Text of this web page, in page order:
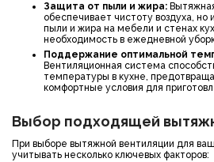
Защита от пыли и жира:
обеспечивает чистоту воздуха,
пыли и жира на мебели и стенах
необходимость в ежедневной
Поддержание оптимальной
Вентиляционная система
температуры в кухне,
комфортные условия для
Выбор подходящей
При выборе вытяжной вентиляции для
учитывать несколько ключевых факторов: